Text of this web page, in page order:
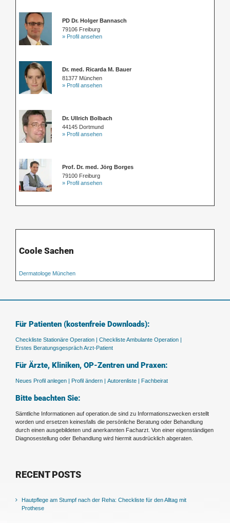
PD Dr. Holger Bannasch
79106 Freiburg
» Profil ansehen
Dr. med. Ricarda M. Bauer
81377 München
» Profil ansehen
Dr. Ullrich Bolbach
44145 Dortmund
» Profil ansehen
Prof. Dr. med. Jörg Borges
79100 Freiburg
» Profil ansehen
Coole Sachen
Dermatologe München
Für Patienten (kostenfreie Downloads):
Checkliste Stationäre Operation | Checkliste Ambulante Operation |
Erstes Beratungsgespräch Arzt-Patient
Für Ärzte, Kliniken, OP-Zentren und Praxen:
Neues Profil anlegen | Profil ändern | Autorenliste | Fachbeirat
Bitte beachten Sie:
Sämtliche Informationen auf operation.de sind zu Informationszwecken erstellt
worden und ersetzen keinesfalls die persönliche Beratung oder Behandlung
durch einen ausgebildeten und anerkannten Facharzt. Von einer eigenständigen
Diagnosestellung oder Behandlung wird hiermit ausdrücklich abgeraten.
RECENT POSTS
Hautpflege am Stumpf nach der Reha: Checkliste für den Alltag mit
Prothese